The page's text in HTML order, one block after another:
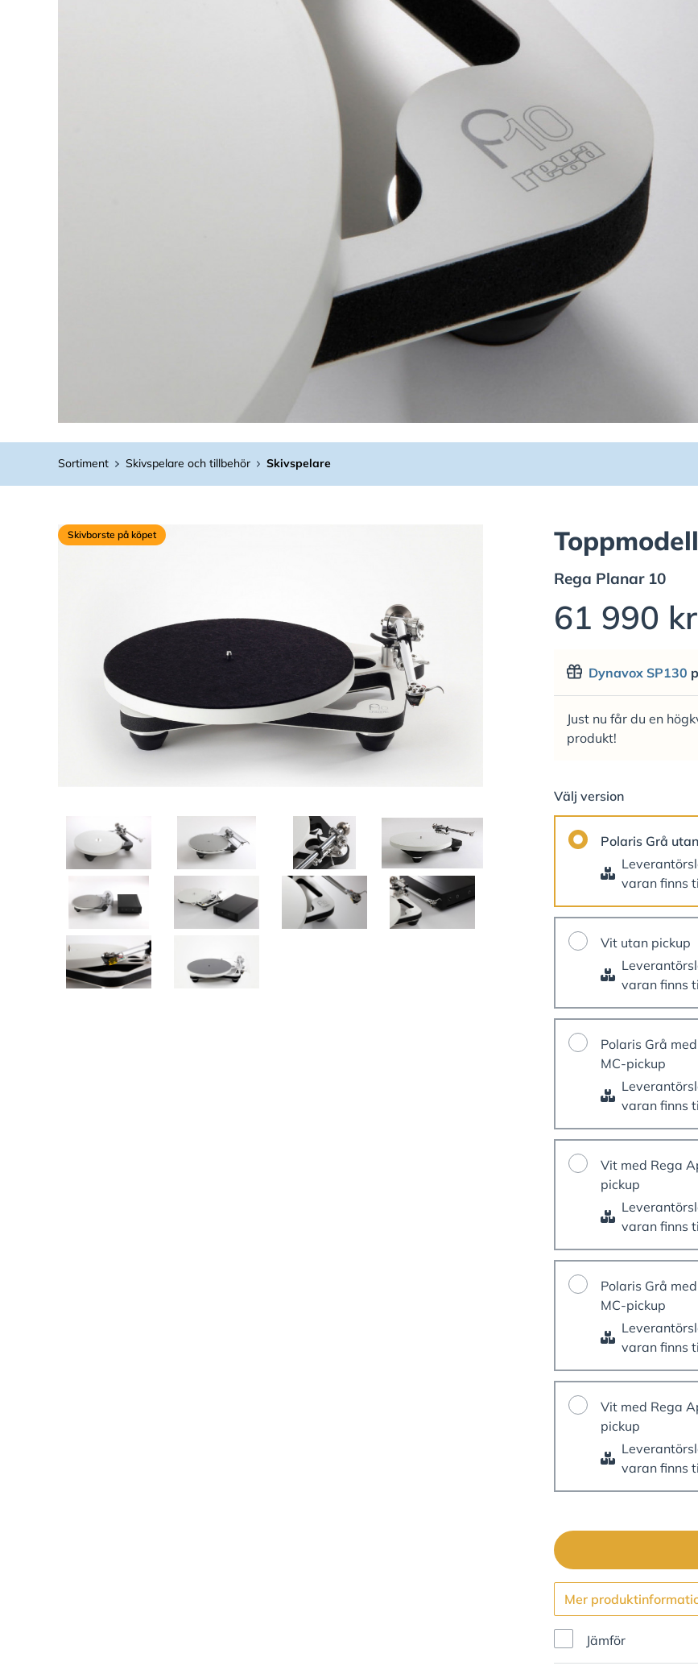
Sortiment Skivspelare och tillbehör Skivspelare
Skivborste på köpet
Rega Planar 10
61 990 kr
Dynavox SP130
Just nu får du en
produkt!
Välj version
Polaris Grå
varan finns
Vit utan pickup
varan finns
Polaris Grå
MC-pickup
varan finns
Vit med Rega
pickup
varan finns
Polaris Grå
MC-pickup
varan finns
Vit med Rega
pickup
varan finns
Mer
Jämför